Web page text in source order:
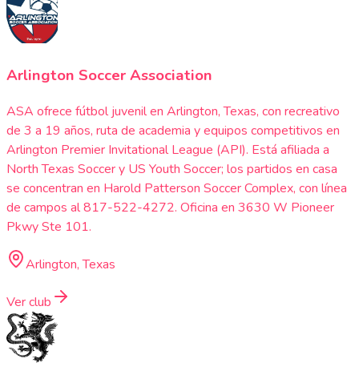
Arlington Soccer Association
ASA ofrece fútbol juvenil en Arlington, Texas, con recreativo
de 3 a 19 años, ruta de academia y equipos competitivos en
Arlington Premier Invitational League (API). Está afiliada a
North Texas Soccer y US Youth Soccer; los partidos en casa
se concentran en Harold Patterson Soccer Complex, con línea
de campos al 817-522-4272. Oficina en 3630 W Pioneer
Pkwy Ste 101.
Arlington, Texas
Ver club